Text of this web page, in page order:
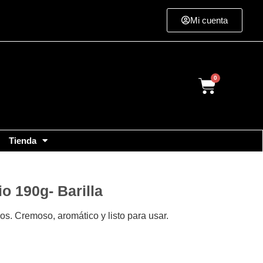
Mi cuenta
Cart
Tienda
190g- Barilla
Cremoso, aromático y listo para usar.